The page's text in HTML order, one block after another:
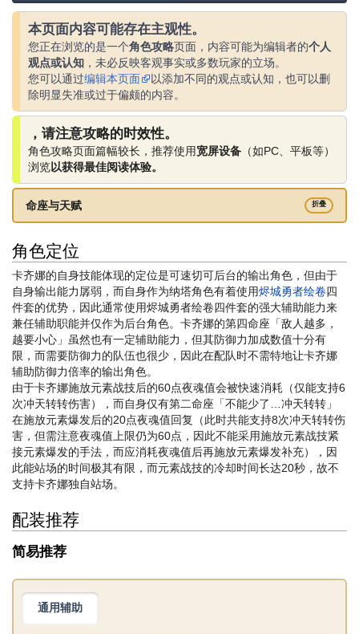
本页面内容可能存在主观性。
您正在浏览的是一个角色攻略页面，内容可能为编辑者的个人
观点或认知 ，未必反映客观事实或多数玩家的立场。
您可以通过编辑本页面
以添加不同的观点或认知，也可以删
除明显失准或过于偏颇的内容。
，请注意攻略的时效性。
角色攻略页面篇幅较长，推荐使用宽屏设备 （如PC、平板等）
浏览以获得最佳阅读体验。
命座与天赋 折叠
角色定位
卡齐娜的自身技能体现的定位是可速切可后台的输出角色，但由于
自身输出能力孱弱，而自身作为纳塔角色有着使用烬城勇者绘卷四
件套的优势，因此通常使用烬城勇者绘卷四件套的强大辅助能力来
兼任辅助职能并仅作为后台角色。卡齐娜的第四命座「敌人越多，
越要小心」虽然也有一定辅助能力，但其防御力加成数值十分有
限，而需要防御力的队伍也很少，因此在配队时不需特地让卡齐娜
辅助防御力倍率的输出角色。
由于卡齐娜施放元素战技后的60点夜魂值会被快速消耗（仅能支持6
次冲天转转伤害），而自身仅有第二命座「不能少了…冲天转转」
在施放元素爆发后的20点夜魂值回复（此时共能支持8次冲天转转伤
害，但需注意夜魂值上限仍为60点，因此不能采用施放元素战技紧
接元素爆发的手法，而应消耗夜魂值后再施放元素爆发补充），因
此能站场的时间极其有限，而元素战技的冷却时间长达20秒，故不
支持卡齐娜独自站场。
配装推荐
简易推荐
通用辅助